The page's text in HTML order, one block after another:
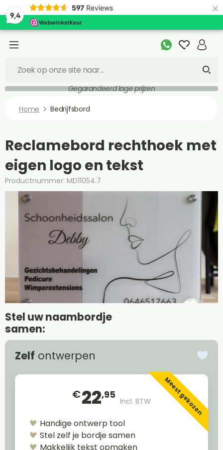
9,4
597 Reviews ×
Gegarandeerd lage prijzen
Home Bedrijfsbord
Reclamebord rechthoek met
eigen logo en tekst
Productnummer: MD11054.7
Stel uw naambordje
samen:
Zelf ontwerpen
€22,95
Incl. BTW Meest gekozen
Handige ontwerp tool
Stel zelf je bordje samen
Makkelijk tekst opmaken